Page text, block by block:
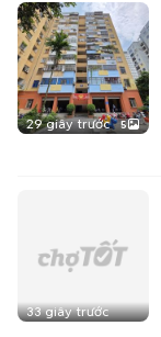
29 giây trước 5
33 giây trước